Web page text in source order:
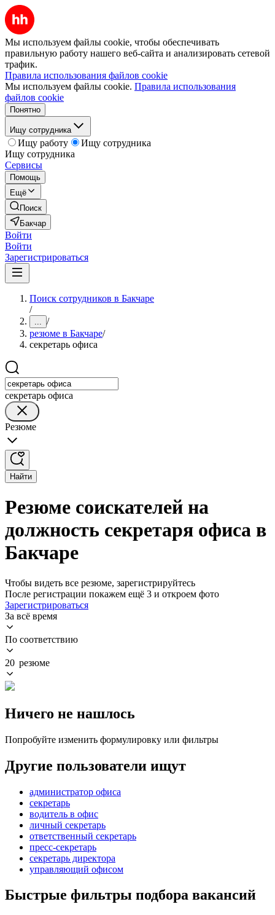
Мы используем файлы cookie, чтобы обеспечивать
правильную работу нашего веб-сайта и анализировать сетевой
трафик.
Правила использования файлов cookie
Мы используем файлы cookie. Правила использования
файлов cookie
Понятно
Ищу сотрудника
Ищу работу
Ищу сотрудника
Ищу сотрудника
Сервисы
Помощь
Ещё
Поиск
Бакчар
Войти
Войти
Зарегистрироваться
Поиск сотрудников в Бакчаре
/
... /
резюме в Бакчаре/
секретарь офиса
секретарь офиса
Резюме
Найти
Резюме соискателей на
должность секретаря офиса в
Бакчаре
Чтобы видеть все резюме, зарегистрируйтесь
После регистрации покажем ещё 3 и откроем фото
Зарегистрироваться
За всё время
По соответствию
20 резюме
Ничего не нашлось
Попробуйте изменить формулировку или фильтры
Другие пользователи ищут
администратор офиса
секретарь
водитель в офис
личный секретарь
ответственный секретарь
пресс-секретарь
секретарь директора
управляющий офисом
Быстрые фильтры подбора вакансий